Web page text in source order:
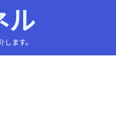
ル
ます。